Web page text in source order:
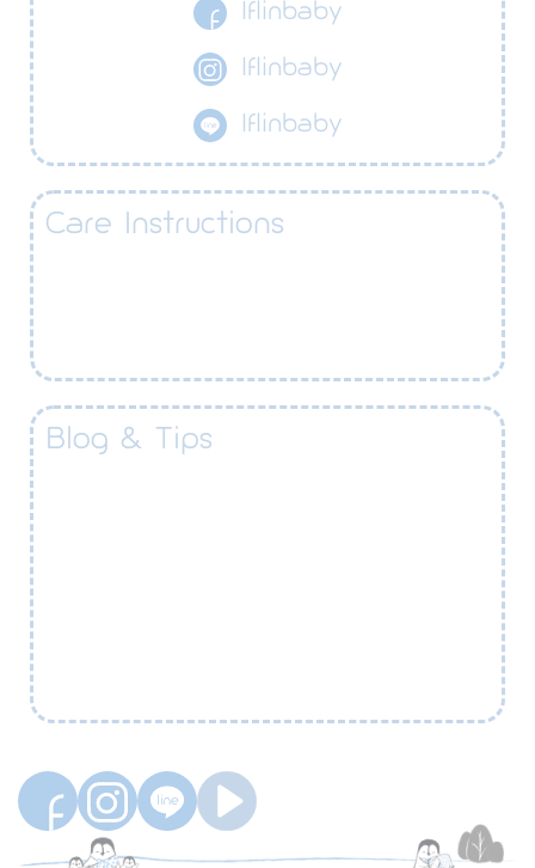
Iflinbaby
Iflinbaby
Iflinbaby
Care Instructions​
Blog & Tips